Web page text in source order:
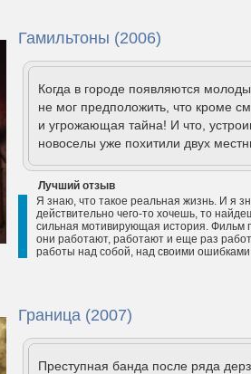
Гамильтоны (2006)
Когда в городе появляются
не мог предположить, что кроме
и угрожающая тайна! И что,
новоселы уже похитили двух
Лучший отзыв
Я знаю, что такое реальная жизнь. И я
действительно чего-то хочешь, то
сильная мотивирующая история. Фильм
они работают, работают и еще раз
работы над собой, над своими
Граница (2007)
Преступная банда после ряда